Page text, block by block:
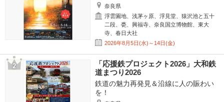
奈良県
浮雲園地、浅茅ヶ原、浮見堂、猿沢池と五十
二段、甍、興福寺、奈良国立博物館、東大
寺、春日大社
2026年8月5日(水)～14日(金)
「応援鉄プロジェクト2026」大和鉄
道まつり2026
鉄道の魅力再発見＆沿線に人の賑わい
を！